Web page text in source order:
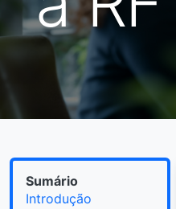
Sumário
Introdução